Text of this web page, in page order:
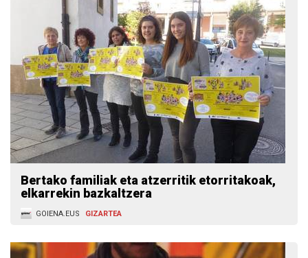
Bertako familiak eta atzerritik etorritakoak,
elkarrekin bazkaltzera
GOIENA.EUS GIZARTEA